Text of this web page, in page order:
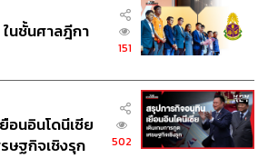
นชั้นศาลฎีกา
151
อนอินโดนีเซีย
ษฐกิจเชิงรุก
502